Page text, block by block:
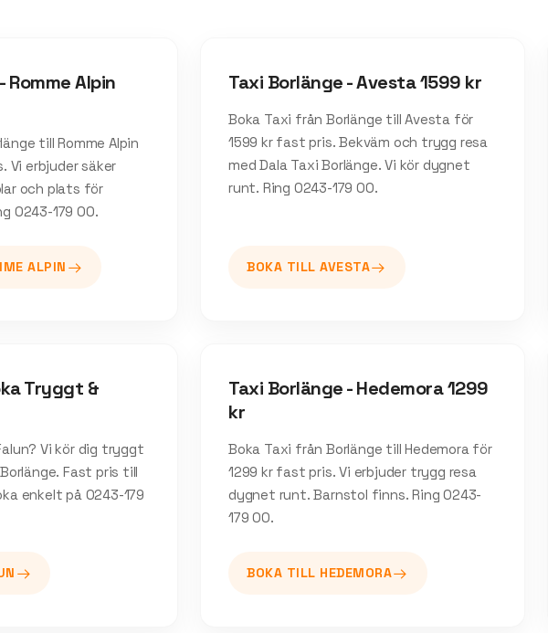
Romme Alpin
till Romme Alpin
Vi erbjuder säker
och plats för
0243-179 00.
ALPIN
Taxi Borlänge - Avesta 1599 kr
Boka Taxi från Borlänge till Avesta för
1599 kr fast pris. Bekväm och trygg resa
med Dala Taxi Borlänge. Vi kör dygnet
runt. Ring 0243-179 00.
BOKA TILL AVESTA
Tryggt &
Vi kör dig tryggt
Fast pris till
enkelt på 0243-179
Taxi Borlänge - Hedemora 1299
kr
Boka Taxi från Borlänge till Hedemora för
1299 kr fast pris. Vi erbjuder trygg resa
dygnet runt. Barnstol finns. Ring 0243-
179 00.
BOKA TILL HEDEMORA